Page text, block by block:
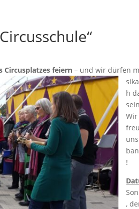
Circusplatzes feiern – und wir dürfen
h
Wir
uns
!
,